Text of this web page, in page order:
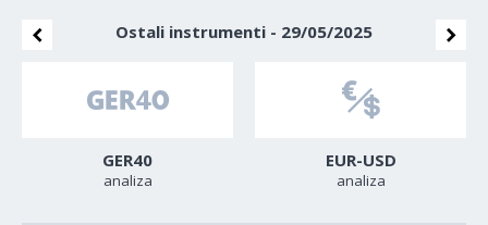
Ostali instrumenti - 29/05/2025
GER40
analiza
EUR-USD
analiza